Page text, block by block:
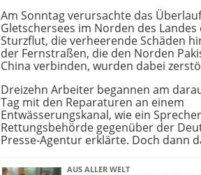
Am Sonntag verursachte das
Gletschersees im Norden des
Sturzflut, die verheerende Schäden
der Fernstraßen, die den Norden
China verbinden, wurden dabei
Dreizehn Arbeiter begannen am
Tag mit den Reparaturen an einem
Entwässerungskanal, wie ein
Rettungsbehörde gegenüber der
Presse-Agentur erklärte. Doch dann
AUS ALLER WELT